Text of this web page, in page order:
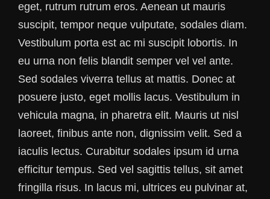
eget, rutrum rutrum eros. Aenean ut mauris
suscipit, tempor neque vulputate, sodales diam.
Vestibulum porta est ac mi suscipit lobortis. In
eu urna non felis blandit semper vel vel ante.
Sed sodales viverra tellus at mattis. Donec at
posuere justo, eget mollis lacus. Vestibulum in
vehicula magna, in pharetra elit. Mauris ut nisl
laoreet, finibus ante non, dignissim velit. Sed a
iaculis lectus. Curabitur sodales ipsum id urna
efficitur tempus. Sed vel sagittis tellus, sit amet
fringilla risus. In lacus mi, ultrices eu pulvinar at,